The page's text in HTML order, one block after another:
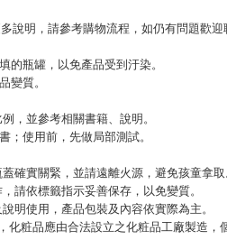
說明，請參考購物流程，如仍有問題歡迎
的瓶罐，以免產品受到汙染。
變質。
，並參考相關書籍、說明。
；使用前，先做局部測試。
確實關緊，並請遠離火源，避免孩童拿取
請依標籤指示妥善保存，以免變質。
明使用，產品包裝及內容依實際為主。
化粧品應由合法設立之化粧品工廠製造，